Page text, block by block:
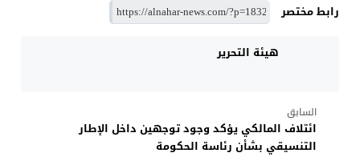
رابط مختصر
هيئة التحرير
السابق
ائتلاف المالكي يؤكد وجود توجهين داخل الإطار
التنسيقي بشأن رئاسة الحكومة